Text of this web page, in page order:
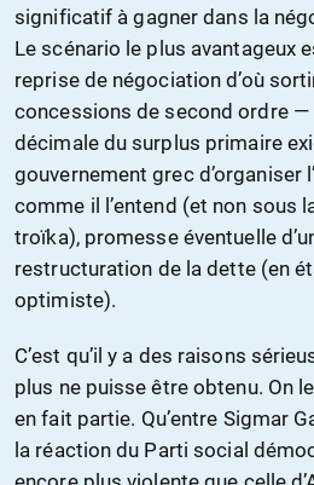
significatif à gagner dans la
Le scénario le plus avantageux
reprise de négociation d’où
concessions de second ordre
décimale du surplus primaire
gouvernement grec d’organiser
comme il l’entend (et non sous
troïka), promesse éventuelle
restructuration de la dette (en
optimiste).
C’est qu’il y a des raisons
plus ne puisse être obtenu. On
en fait partie. Qu’entre Sigmar
la réaction du Parti social